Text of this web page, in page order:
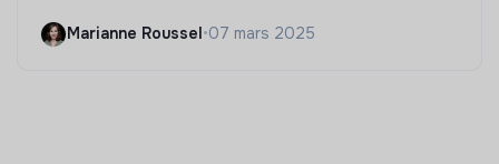
Marianne Roussel •07 mars 2025